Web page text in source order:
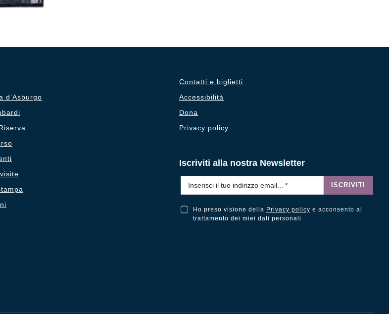
d’Asburgo
Contatti e biglietti
Accessibilità
Dona
Privacy policy
Iscriviti alla nostra Newsletter
ISCRIVITI
Ho preso visione della Privacy policy e acconsento al
trattamento dei miei dati personali